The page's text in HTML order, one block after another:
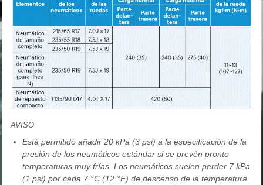
AVISO
Está permitido añadir 20 kPa (3 psi) a la especificación de la
presión de los neumáticos estándar si se prevén pronto
temperaturas muy frías. Los neumáticos suelen perder 7 kPa
(1 psi) por cada 7 °C (12 °F) de descenso de la temperatura.